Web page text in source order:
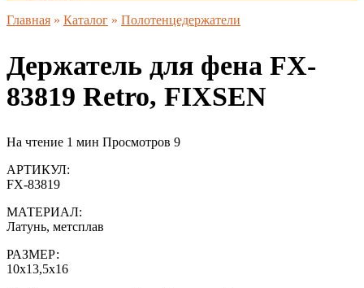
Главная » Каталог » Полотенцедержатели
Держатель для фена FX-
83819 Retro, FIXSEN
На чтение 1 мин Просмотров 9
АРТИКУЛ:
FX-83819
МАТЕРИАЛ:
Латунь, метсплав
РАЗМЕР:
10х13,5х16